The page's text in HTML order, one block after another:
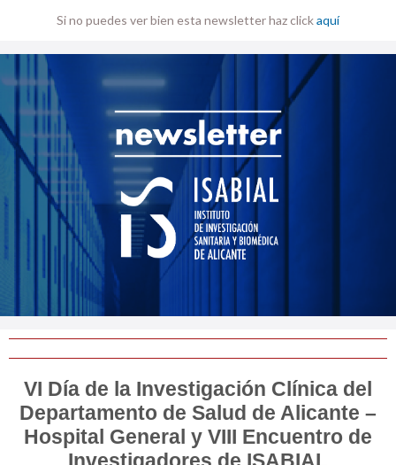
Si no puedes ver bien esta newsletter haz clickaquí
VI Día de la Investigación Clínica del
Departamento de Salud de Alicante –
Hospital General y VIII Encuentro de